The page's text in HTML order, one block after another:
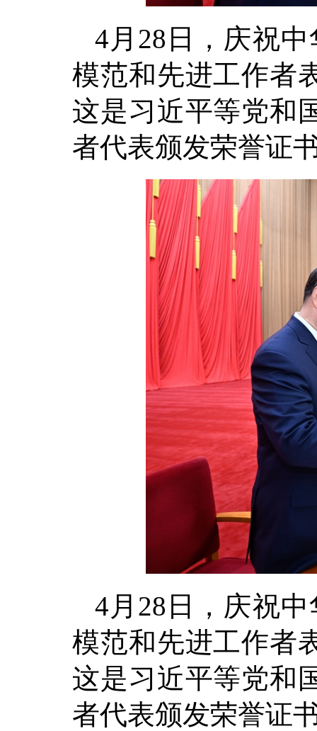
4月28日，庆祝
模范和先进工作者
这是习近平等党和
者代表颁发荣誉证
4月28日，庆祝
模范和先进工作者
这是习近平等党和
者代表颁发荣誉证